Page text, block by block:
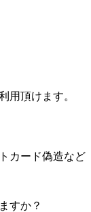
用頂けます。
すか？